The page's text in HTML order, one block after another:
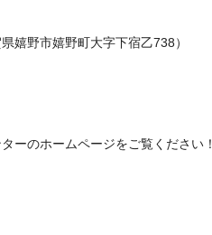
野市嬉野町大字下宿乙738）
ーのホームページをご覧ください！